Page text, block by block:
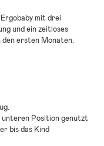
mit drei
und ein zeitloses
ersten Monaten.
unteren Position genutzt
bis das Kind